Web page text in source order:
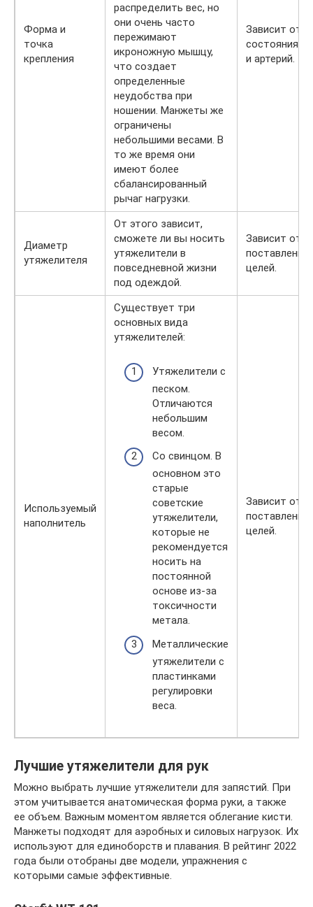
Форма и
точка
крепления
распределить вес, но
они очень часто
пережимают
икроножную мышцу,
что создает
определенные
неудобства при
ношении. Манжеты же
ограничены
небольшими весами. В
то же время они
имеют более
сбалансированный
рычаг нагрузки.
Зависит от
состояния
и артерий.
Диаметр
утяжелителя
От этого зависит,
сможете ли вы носить
утяжелители в
повседневной жизни
под одеждой.
Зависит от
целей.
Используемый
наполнитель
Существует три
основных вида
утяжелителей:
Утяжелители с
песком.
Отличаются
небольшим
весом.
Со свинцом. В
основном это
старые
советские
утяжелители,
которые не
рекомендуется
носить на
постоянной
основе из-за
токсичности
метала.
Металлические
утяжелители с
пластинками
регулировки
веса.
Зависит от
целей.
Лучшие утяжелители для рук
Можно выбрать лучшие утяжелители для запястий. При
этом учитывается анатомическая форма руки, а также
ее объем. Важным моментом является облегание кисти.
Манжеты подходят для аэробных и силовых нагрузок. Их
используют для единоборств и плавания. В рейтинг 2022
года были отобраны две модели, упражнения с
которыми самые эффективные.